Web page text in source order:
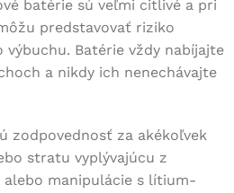
batérie sú veľmi citlivé a pri
predstavovať riziko
výbuchu. Batérie vždy nabíjajte
a nikdy ich nenechávajte
zodpovednosť za akékoľvek
stratu vyplývajúcu z
alebo manipulácie s lítium-